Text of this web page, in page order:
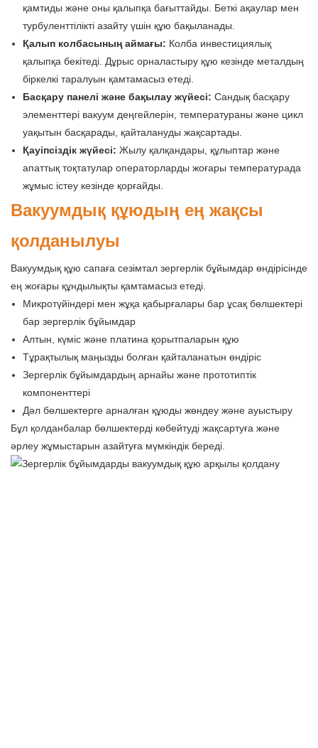
қамтиды және оны қалыпқа бағыттайды. Беткі ақаулар мен
турбуленттілікті азайту үшін құю бақыланады.
Қалып колбасының аймағы: Колба инвестициялық
қалыпқа бекітеді. Дұрыс орналастыру құю кезінде металдың
біркелкі таралуын қамтамасыз етеді.
Басқару панелі және бақылау жүйесі: Сандық басқару
элементтері вакуум деңгейлерін, температураны және цикл
уақытын басқарады, қайталануды жақсартады.
Қауіпсіздік жүйесі: Жылу қалқандары, құлыптар және
апаттық тоқтатулар операторларды жоғары температурада
жұмыс істеу кезінде қорғайды.
Вакуумдық құюдың ең жақсы
қолданылуы
Вакуумдық құю сапаға сезімтал зергерлік бұйымдар өндірісінде
ең жоғары құндылықты қамтамасыз етеді.
Микротүйіндері мен жұқа қабырғалары бар ұсақ бөлшектері
бар зергерлік бұйымдар
Алтын, күміс және платина қорытпаларын құю
Тұрақтылық маңызды болған қайталанатын өндіріс
Зергерлік бұйымдардың арнайы және прототиптік
компоненттері
Дәл бөлшектерге арналған құюды жөндеу және ауыстыру
Бұл қолданбалар бөлшектерді көбейтуді жақсартуға және
әрлеу жұмыстарын азайтуға мүмкіндік береді.